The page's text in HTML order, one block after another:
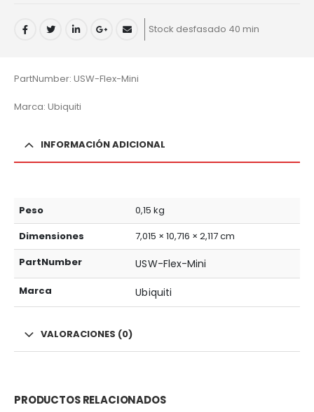
Stock desfasado 40 min
PartNumber: USW-Flex-Mini
Marca: Ubiquiti
INFORMACIÓN ADICIONAL
Peso
0,15 kg
Dimensiones
7,015 × 10,716 × 2,117 cm
PartNumber
USW-Flex-Mini
Marca Ubiquiti
VALORACIONES (0)
PRODUCTOS RELACIONADOS